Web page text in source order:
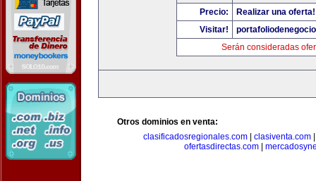
Precio:
Realizar una oferta!
Visitar!
Serán consideradas
Otros dominios en venta:
clasificadosregionales.com| clasiventa.com
ofertasdirectas.com|